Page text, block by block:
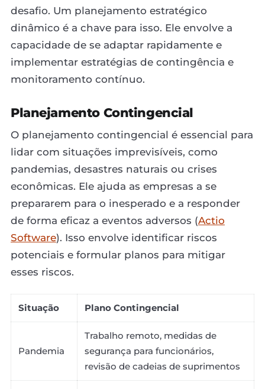
desafio. Um planejamento estratégico
dinâmico é a chave para isso. Ele envolve a
capacidade de se adaptar rapidamente e
implementar estratégias de contingência e
monitoramento contínuo.
Planejamento Contingencial
O planejamento contingencial é essencial para
lidar com situações imprevisíveis, como
pandemias, desastres naturais ou crises
econômicas. Ele ajuda as empresas a se
prepararem para o inesperado e a responder
de forma eficaz a eventos adversos (Actio
Software). Isso envolve identificar riscos
potenciais e formular planos para mitigar
esses riscos.
Situação Plano Contingencial
Pandemia
Trabalho remoto, medidas de
segurança para funcionários,
revisão de cadeias de suprimentos